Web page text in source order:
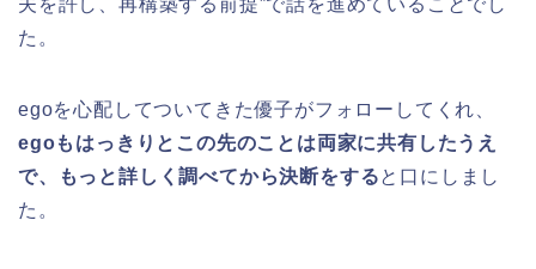
た。
egoを心配してついてきた優子がフォローしてくれ、
egoもはっきりとこの先のことは両家に共有したうえ
で、もっと詳しく調べてから決断をすると口にしまし
た。